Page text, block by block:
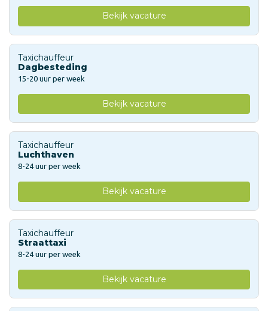
Bekijk vacature
Taxichauffeur
Dagbesteding
15-20 uur per week
Bekijk vacature
Taxichauffeur
Luchthaven
8-24 uur per week
Bekijk vacature
Taxichauffeur
Straattaxi
8-24 uur per week
Bekijk vacature